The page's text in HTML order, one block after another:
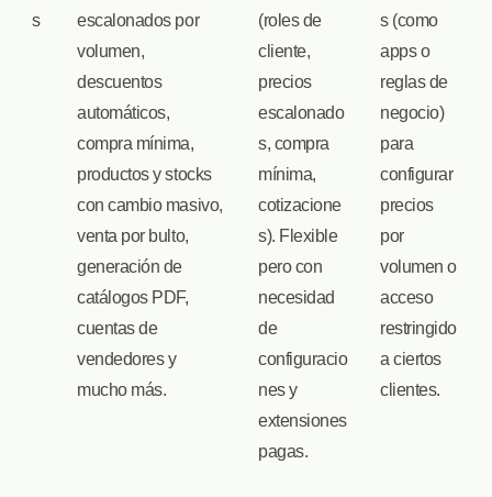
s
escalonados por
volumen,
descuentos
automáticos,
compra mínima,
productos y stocks
con cambio masivo,
venta por bulto,
generación de
catálogos PDF,
cuentas de
vendedores y
mucho más.
(roles de
cliente,
precios
escalonado
s, compra
mínima,
cotizacione
s). Flexible
pero con
necesidad
de
configuracio
nes y
extensiones
pagas.
s (como
apps o
reglas de
negocio)
para
configurar
precios
por
volumen o
acceso
restringido
a ciertos
clientes.